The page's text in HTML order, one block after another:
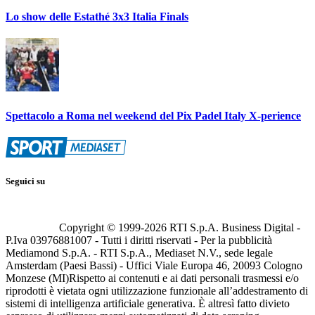
Lo show delle Estathé 3x3 Italia Finals
Spettacolo a Roma nel weekend del Pix Padel Italy X-perience
Seguici su
Copyright © 1999-2026 RTI S.p.A. Business Digital -
P.Iva 03976881007 - Tutti i diritti riservati - Per la pubblicità
Mediamond S.p.A. - RTI S.p.A., Mediaset N.V., sede legale
Amsterdam (Paesi Bassi) - Uffici Viale Europa 46, 20093 Cologno
Monzese (MI)Rispetto ai contenuti e ai dati personali trasmessi e/o
riprodotti è vietata ogni utilizzazione funzionale all’addestramento di
sistemi di intelligenza artificiale generativa. È altresì fatto divieto